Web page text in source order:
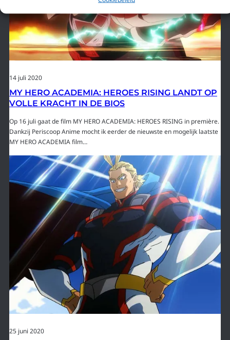
14 juli 2020
MY HERO ACADEMIA: HEROES RISING LANDT OP
VOLLE KRACHT IN DE BIOS
Op 16 juli gaat de film MY HERO ACADEMIA: HEROES RISING in première.
Dankzij Periscoop Anime mocht ik eerder de nieuwste en mogelijk laatste
MY HERO ACADEMIA film…
25 juni 2020